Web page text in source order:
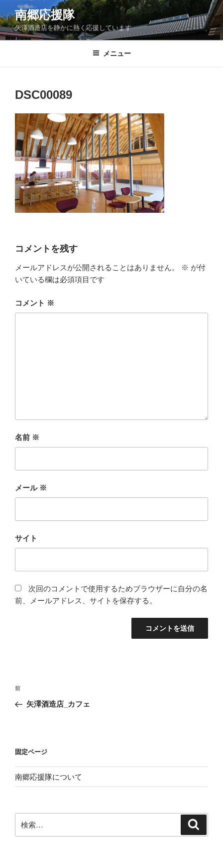
ン
テ
ン
南郷応援隊
矢澤酒造店を静かに熱く応援しています
メニュー
DSC00089
コメントを残す
メールアドレスが公開されることはありません。 ※ が付
いている欄は必須項目です
コメント ※
名前 ※
メール ※
サイト
次回のコメントで使用するためブラウザーに自分の名
前、メールアドレス、サイトを保存する。
投
ナ
ー
シ
ョ
前
の
前
矢澤酒造店_カフェ
固定ページ
南郷応援隊について
索: